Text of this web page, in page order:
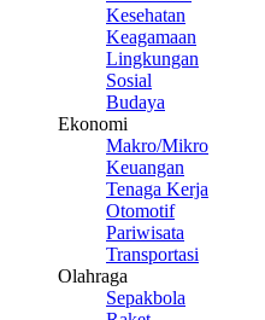
Kesehatan
Keagamaan
Lingkungan
Sosial
Budaya
Ekonomi
Makro/Mikro
Keuangan
Tenaga Kerja
Otomotif
Pariwisata
Transportasi
Olahraga
Sepakbola